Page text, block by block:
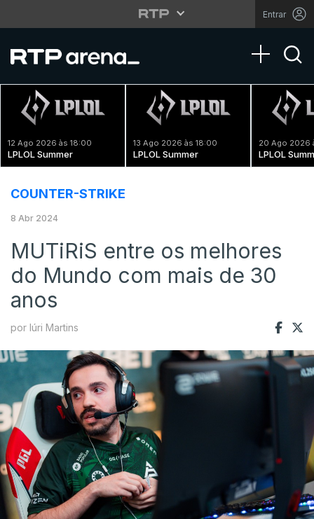
Entrar
Toggle
12 Ago 2026 às 18:00
LPLOL Summer
13 Ago 2026 às 18:00
LPLOL Summer
20 Ago 2026
LPLOL
COUNTER-STRIKE
8 Abr 2024
MUTiRiS entre os melhores
do Mundo com mais de 30
anos
por Iúri Martins